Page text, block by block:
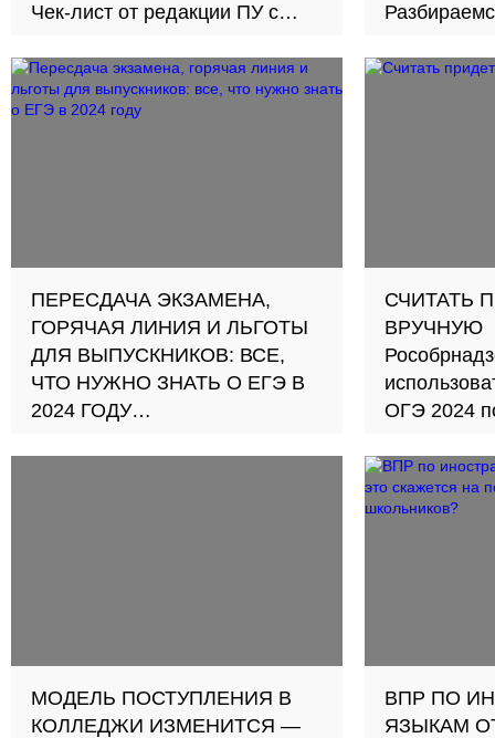
Чек-лист от редакции ПУ с
которые нужно предпринять
сейчас
экзаменом
ПЕРЕСДАЧА ЭКЗАМЕНА,
ГОРЯЧАЯ ЛИНИЯ И ЛЬГОТЫ
ДЛЯ ВЫПУСКНИКОВ: ВСЕ,
ЧТО НУЖНО ЗНАТЬ О ЕГЭ В
2024 ГОДУ
СЧИТАТЬ
ВРУЧНУЮ
ОГЭ 2024
МОДЕЛЬ ПОСТУПЛЕНИЯ В
КОЛЛЕДЖИ ИЗМЕНИТСЯ —
ВПР ПО
ЯЗЫКАМ